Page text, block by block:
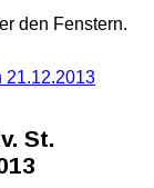
den Fenstern.
21.12.2013
St.